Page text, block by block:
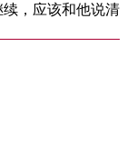
，应该和他说清